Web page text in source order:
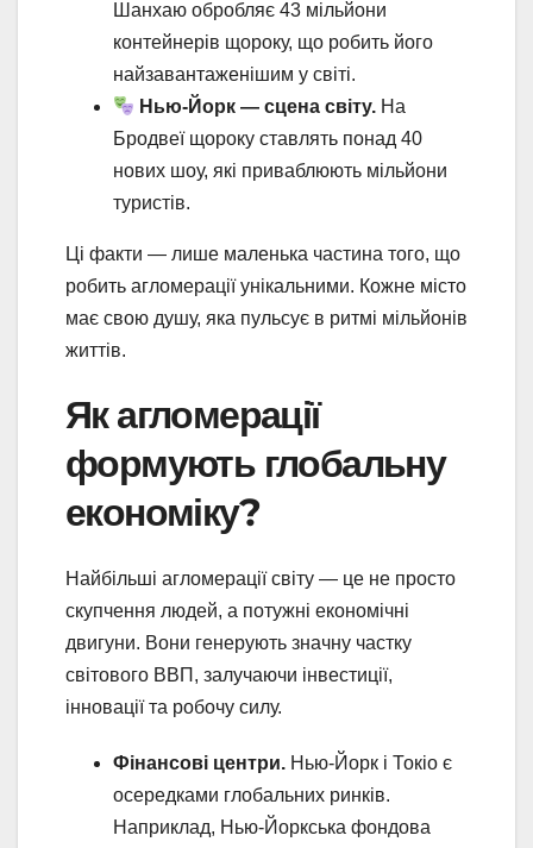
Шанхаю обробляє 43 мільйони
контейнерів щороку, що робить його
найзавантаженішим у світі.
Нью-Йорк — сцена світу. На
Бродвеї щороку ставлять понад 40
нових шоу, які приваблюють мільйони
туристів.
Ці факти — лише маленька частина того, що
робить агломерації унікальними. Кожне місто
має свою душу, яка пульсує в ритмі мільйонів
життів.
Як агломерації
формують глобальну
економіку?
Найбільші агломерації світу — це не просто
скупчення людей, а потужні економічні
двигуни. Вони генерують значну частку
світового ВВП, залучаючи інвестиції,
інновації та робочу силу.
Фінансові центри. Нью-Йорк і Токіо є
осередками глобальних ринків.
Наприклад, Нью-Йоркська фондова